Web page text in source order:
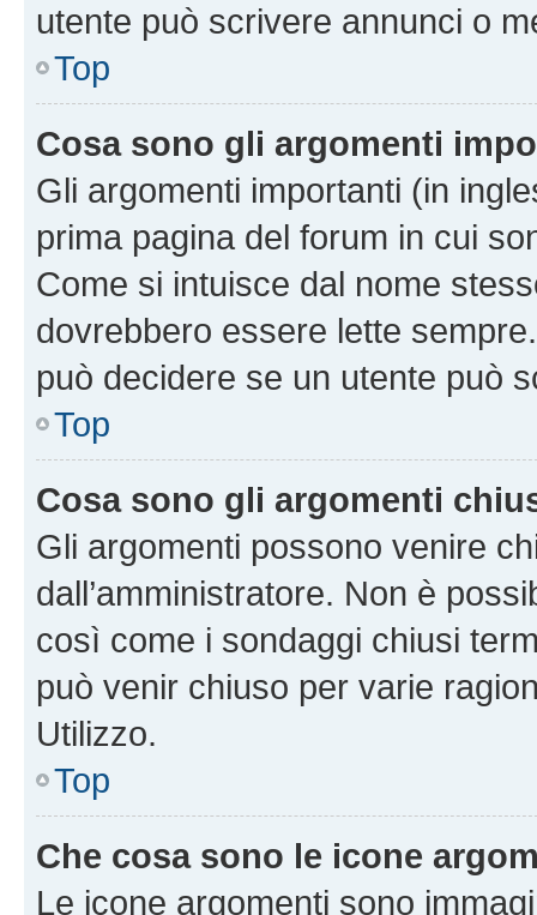
utente può scrivere annunci o
Top
Cosa sono gli argomenti
Gli argomenti importanti (in
prima pagina del forum in cui
Come si intuisce dal nome
dovrebbero essere lette
può decidere se un utente può
Top
Cosa sono gli argomenti
Gli argomenti possono venire
dall’amministratore. Non è
così come i sondaggi chiusi
può venir chiuso per varie
Utilizzo.
Top
Che cosa sono le icone
Le icone argomenti sono